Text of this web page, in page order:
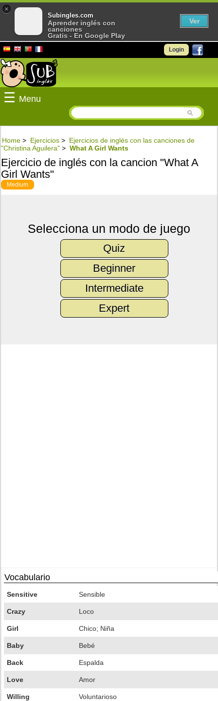
Login
☰ Menu
Home > Ejercicios > Ejercicios de inglés con las canciones de
"Christina Aguilera" > What A Girl Wants
Ejercicio de inglés con la cancion "What A
Girl Wants"
Medium
Selecciona un modo de juego
Quiz
Beginner
Intermediate
Expert
Vocabulario
Sensitive Sensible
Crazy Loco
Girl Chico; Niña
Baby Bebé
Back Espalda
Love Amor
Willing Voluntarioso
×
Subingles.com
Aprender inglés con
canciones
Gratis - En Google Play
Ver